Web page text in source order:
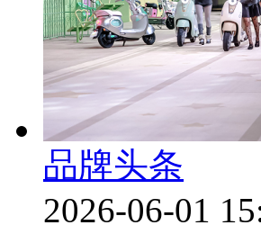
品牌头条
2026-06-01